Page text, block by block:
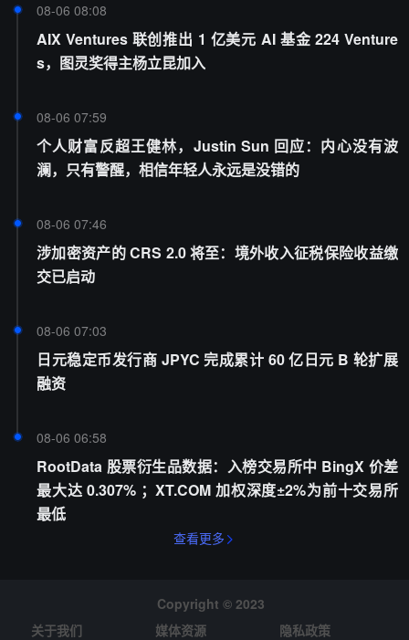
08-06 08:08
AIX Ventures 联创推出 1 亿美元 AI 基金 224 Venture
s，图灵奖得主杨立昆加入
08-06 07:59
个人财富反超王健林，Justin Sun 回应：内心没有波
澜，只有警醒，相信年轻人永远是没错的
08-06 07:46
涉加密资产的 CRS 2.0 将至：境外收入征税保险收益缴
交已启动
08-06 07:03
日元稳定币发行商 JPYC 完成累计 60 亿日元 B 轮扩展
融资
08-06 06:58
RootData 股票衍生品数据：入榜交易所中 BingX 价差
最大达 0.307% ；XT.COM 加权深度±2%为前十交易所
最低
查看更多
Copyright © 2023
关于我们
媒体资源 隐私政策